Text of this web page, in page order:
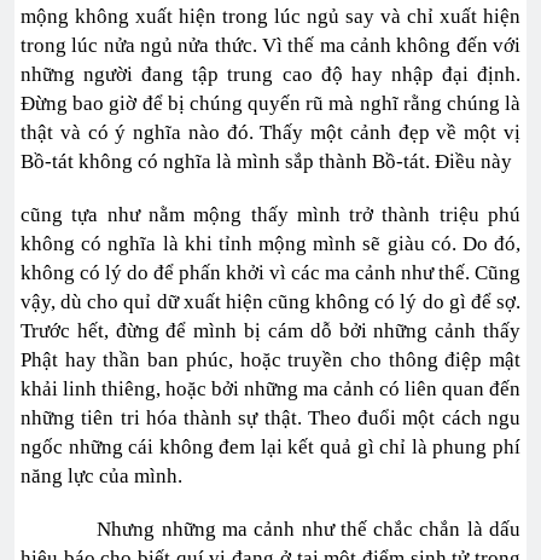
mộng không xuất hiện trong lúc ngủ say và chỉ xuất hiện
trong lúc nửa ngủ nửa thức. Vì thế ma cảnh không đến với
những người đang tập trung cao độ hay nhập đại định.
Đừng bao giờ để bị chúng quyến rũ mà nghĩ rằng chúng là
thật và có ý nghĩa nào đó. Thấy một cảnh đẹp về một vị
Bồ-tát không có nghĩa là mình sắp thành Bồ-tát. Điều này
cũng tựa như nằm mộng thấy mình trở thành triệu phú
không có nghĩa là khi tỉnh mộng mình sẽ giàu có. Do đó,
không có lý do để phấn khởi vì các ma cảnh như thế. Cũng
vậy, dù cho quỉ dữ xuất hiện cũng không có lý do gì để sợ.
Trước hết, đừng để mình bị cám dỗ bởi những cảnh thấy
Phật hay thần ban phúc, hoặc truyền cho thông điệp mật
khải linh thiêng, hoặc bởi những ma cảnh có liên quan đến
những tiên tri hóa thành sự thật. Theo đuổi một cách ngu
ngốc những cái không đem lại kết quả gì chỉ là phung phí
năng lực của mình.
Nhưng những ma cảnh như thế chắc chắn là dấu